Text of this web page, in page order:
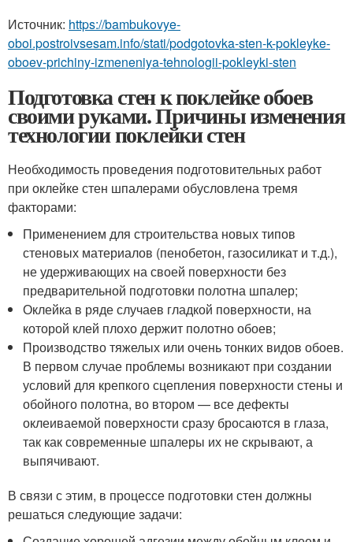
Источник: https://bambukovye-
oboi.postroivsesam.info/stati/podgotovka-sten-k-pokleyke-
oboev-prichiny-izmeneniya-tehnologii-pokleyki-sten
Подготовка стен к поклейке обоев
своими руками. Причины изменения
технологии поклейки стен
Необходимость проведения подготовительных работ
при оклейке стен шпалерами обусловлена тремя
факторами:
Применением для строительства новых типов
стеновых материалов (пенобетон, газосиликат и т.д.),
не удерживающих на своей поверхности без
предварительной подготовки полотна шпалер;
Оклейка в ряде случаев гладкой поверхности, на
которой клей плохо держит полотно обоев;
Производство тяжелых или очень тонких видов обоев.
В первом случае проблемы возникают при создании
условий для крепкого сцепления поверхности стены и
обойного полотна, во втором — все дефекты
оклеиваемой поверхности сразу бросаются в глаза,
так как современные шпалеры их не скрывают, а
выпячивают.
В связи с этим, в процессе подготовки стен должны
решаться следующие задачи: